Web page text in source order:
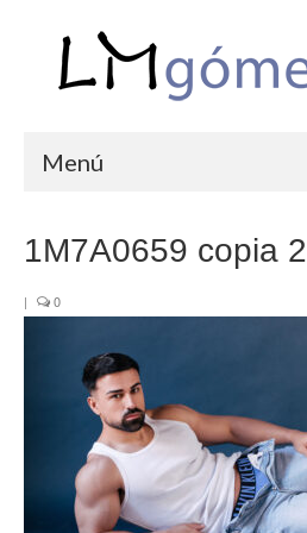
Menú
COMUNIONES
CORPORATIVAS
SEMANA SANTA
BLOG
SOBRE LM
1M7A0659 copia 2
| 0